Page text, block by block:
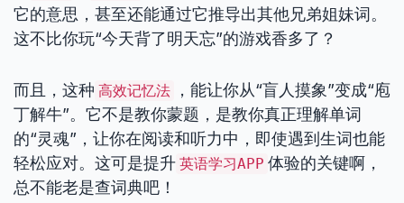
它的意思，甚至还能通过它推导出其他兄弟姐妹词。
这不比你玩“今天背了明天忘”的游戏香多了？
而且，这种 高效记忆法
，能让你从“盲人摸象”变成“庖
丁解牛”。它不是教你蒙题，是教你真正理解单词
的“灵魂”，让你在阅读和听力中，即使遇到生词也能
轻松应对。这可是提升 英语学习APP 体验的关键啊，
总不能老是查词典吧！